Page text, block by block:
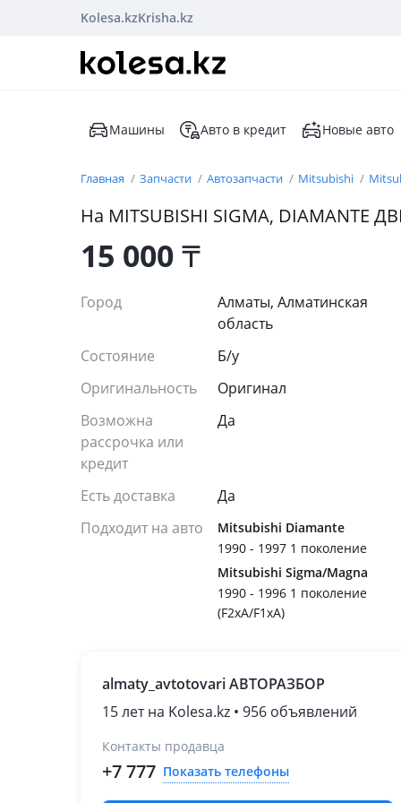
Kolesa.kzKrisha.kz
Машины Авто в кредит Новые авто
Главная Запчасти Автозапчасти Mitsubishi
На MITSUBISHI SIGMA, DIAMANTE
15 000₸
Город
Алматы, Алматинская
область
Состояние
Б/y
Оригинальность
Оригинал
Возможна
рассрочка или
кредит
Да
Есть доставка
Да
Подходит на авто
Mitsubishi Diamante
1990 - 1997 1 поколение
Mitsubishi Sigma/Magna
1990 - 1996 1 поколение
(F2xA/F1xA)
almaty_avtotovari АВТОРАЗБОР
15 лет на Kolesa.kz • 956 объявлений
Контакты продавца
+7 777 Показать телефоны